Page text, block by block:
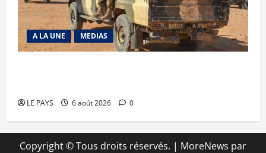
A LA UNE MEDIAS
LE PAYS 6 août 2026 0
Copyright © Tous droits réservés. | MoreNews par